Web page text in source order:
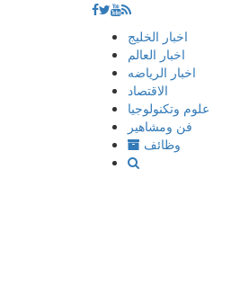
إذهب
المحتوى
اخبار الخليج
اخبار العالم
اخبار الرياضه
الاقتصاد
علوم وتكنولوجيا
فن ومشاهير
وظائف